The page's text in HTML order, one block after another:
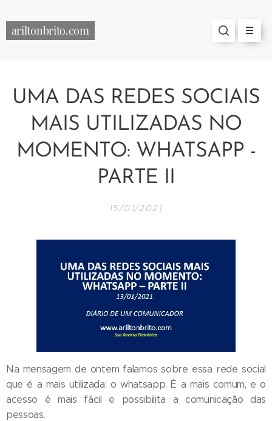
ariltonbrito.com
UMA DAS REDES SOCIAIS
MAIS UTILIZADAS NO
MOMENTO: WHATSAPP -
PARTE II
15/01/2021
Na mensagem de ontem falamos sobre essa rede social
que é a mais utilizada: o whatsapp. É a mais comum, e o
acesso é mais fácil e possibilita a comunicação das
pessoas.